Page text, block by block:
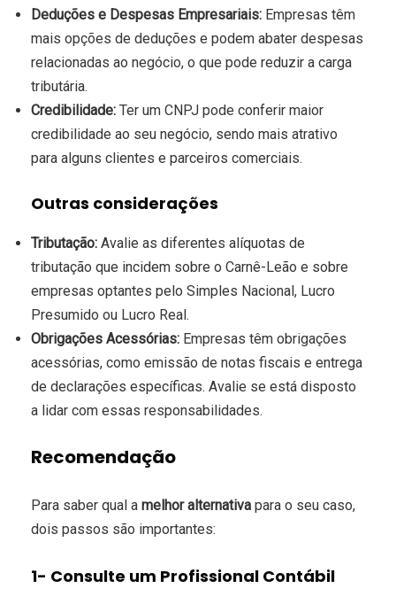
Deduções e Despesas Empresariais: Empresas têm
mais opções de deduções e podem abater despesas
relacionadas ao negócio, o que pode reduzir a carga
tributária.
Credibilidade: Ter um CNPJ pode conferir maior
credibilidade ao seu negócio, sendo mais atrativo
para alguns clientes e parceiros comerciais.
Outras considerações
Tributação: Avalie as diferentes alíquotas de
tributação que incidem sobre o Carnê-Leão e sobre
empresas optantes pelo Simples Nacional, Lucro
Presumido ou Lucro Real.
Obrigações Acessórias: Empresas têm obrigações
acessórias, como emissão de notas fiscais e entrega
de declarações específicas. Avalie se está disposto
a lidar com essas responsabilidades.
Recomendação
Para saber qual a melhor alternativa para o seu caso,
dois passos são importantes:
1- Consulte um Profissional Contábil